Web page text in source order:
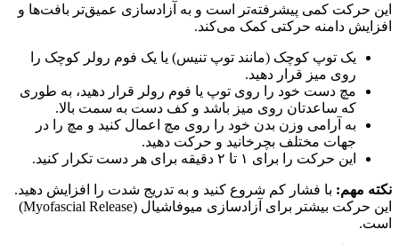
این حرکت کمی پیشرفته‌تر است و به آزادسازی عمیق‌تر بافت‌ها و
افزایش دامنه حرکتی کمک می‌کند.
یک توپ کوچک (مانند توپ تنیس) یا یک فوم رولر کوچک را
روی میز قرار دهید.
مچ دست خود را روی توپ یا فوم رولر قرار دهید، به طوری
که ساعدتان روی میز باشد و کف دست به سمت بالا.
به آرامی وزن بدن خود را روی مچ اعمال کنید و مچ را در
جهات مختلف بچرخانید و حرکت دهید.
این حرکت را برای ۱ تا ۲ دقیقه برای هر دست تکرار کنید.
نکته مهم: با فشار کم شروع کنید و به تدریج شدت را افزایش دهید.
این حرکت بیشتر برای آزادسازی میوفاشیال (Myofascial Release)
است.